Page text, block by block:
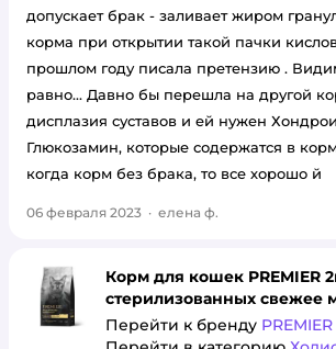
допускает брак - заливает жиром
корма при открытии такой пачки
прошлом году писала претензию .
равно... Давно бы перешла на другой
дисплазия суставов и ей нужен
Глюкозамин, которые содержатся в
когда корм без брака, то все хорошо й
06 февраля 2023 · елена ф.
Корм для кошек PREMIER
стерилизованных свежее
Перейти к бренду PREMIER